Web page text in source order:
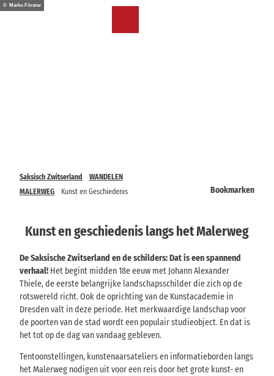
T© Marko Förster
Saksisch Zwitserland
WANDELEN
MALERWEG
Kunst en Geschiedenis Bookmarken
Kunst en geschiedenis langs het Malerweg
De Saksische Zwitserland en de schilders: Dat is een spannend
verhaal! Het begint midden 18e eeuw met Johann Alexander
Thiele, de eerste belangrijke landschapsschilder die zich op de
rotswereld richt. Ook de oprichting van de Kunstacademie in
Dresden valt in deze periode. Het merkwaardige landschap voor
de poorten van de stad wordt een populair studieobject. En dat is
het tot op de dag van vandaag gebleven.
Tentoonstellingen, kunstenaarsateliers en informatieborden langs
het Malerweg nodigen uit voor een reis door het grote kunst- en